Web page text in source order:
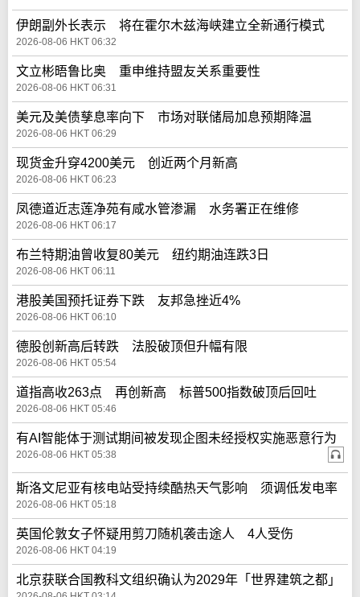
伊朗副外长表示 将在霍尔木兹海峡建立全新通行模式
2026-08-06 HKT 06:32
文立彬晤鲁比奥 重申维持盟友关系重要性
2026-08-06 HKT 06:31
美元及美债孳息率向下 市场对联储局加息预期降温
2026-08-06 HKT 06:29
现货金升穿4200美元 创近两个月新高
2026-08-06 HKT 06:23
凤德道近志莲净苑有咸水管渗漏 水务署正在维修
2026-08-06 HKT 06:17
布兰特期油曾收复80美元 纽约期油连跌3日
2026-08-06 HKT 06:11
港股美国预托证券下跌 友邦急挫近4%
2026-08-06 HKT 06:10
德股创新高后转跌 法股破顶但升幅有限
2026-08-06 HKT 05:54
道指高收263点 再创新高 标普500指数破顶后回吐
2026-08-06 HKT 05:46
有AI智能体于测试期间被发现企图未经授权实施恶意行为
2026-08-06 HKT 05:38
斯洛文尼亚有核电站受持续酷热天气影响 须调低发电率
2026-08-06 HKT 05:18
英国伦敦女子怀疑用剪刀随机袭击途人 4人受伤
2026-08-06 HKT 04:19
北京获联合国教科文组织确认为2029年「世界建筑之都」